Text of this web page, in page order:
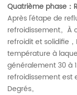
Quatrième phase：
Après l'étape de
refroidissement。À
refroidit et solidifie
température à
généralement 30 à
refroidissement est
Degrés。